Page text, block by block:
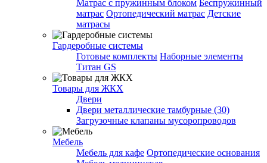
Матрас с пружинным блоком Беспружинный
матрас Ортопедический матрас Детские
матрасы
Гардеробные системы
Готовые комплекты Наборные элементы
Титан GS
Товары для ЖКХ
Двери
Двери металлические тамбурные (30)
Загрузочные клапаны мусоропроводов
Мебель
Мебель для кафе Ортопедические основания